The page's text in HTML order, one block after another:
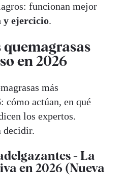
funcionan mejor
y ejercicio.
quemagrasas
en 2026
más
cómo actúan, en qué
los expertos.
decidir.
- La
en 2026 (Nueva